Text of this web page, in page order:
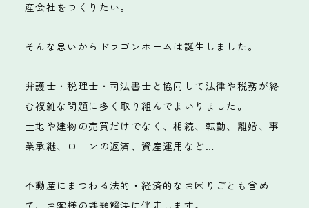
産会社をつくりたい。
そんな思いからドラゴンホームは誕生しました。
弁護士・税理士・司法書士と協同して法律や税務が絡
む複雑な問題に多く取り組んでまいりました。
土地や建物の売買だけでなく、相続、転勤、離婚、事
業承継、ローンの返済、資産運用など…
不動産にまつわる法的・経済的なお困りごとも含め